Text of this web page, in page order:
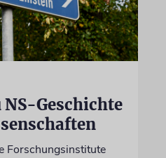
Geschichte
Forschungsinstitute